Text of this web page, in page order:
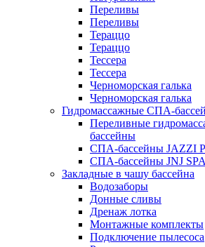
Переливы
Переливы
Тераццо
Тераццо
Тессера
Тессера
Черноморская галька
Черноморская галька
Гидромассажные СПА-
Переливные
бассейны
СПА-бассейны JAZZI
СПА-бассейны JNJ
Закладные в чашу бассейна
Водозаборы
Донные сливы
Дренаж лотка
Монтажные комплекты
Подключение пылесоса